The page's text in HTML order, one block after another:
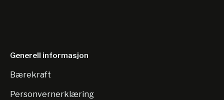
Generell informasjon
Bærekraft
Personvernerklæring